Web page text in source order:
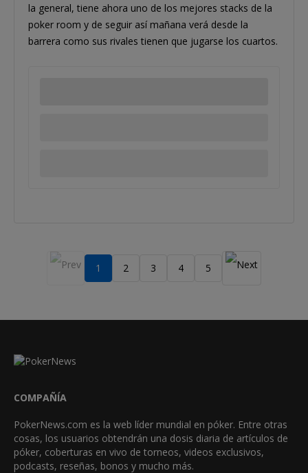
la general, tiene ahora uno de los mejores stacks de la
poker room y de seguir así mañana verá desde la
barrera como sus rivales tienen que jugarse los cuartos.
1 2 3 4 5
COMPAÑÍA
PokerNews.com es la web líder mundial en póker. Entre otras
cosas, los usuarios obtendrán una dosis diaria de artículos de
póker, coberturas en vivo de torneos, videos exclusivos,
podcasts, reseñas, bonos y mucho más.